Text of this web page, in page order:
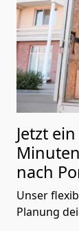
Jetzt
nach
Unser
Planung